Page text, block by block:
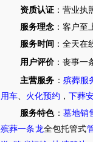
资质认证 ：营业执
服务理念 ：客户至
服务时间 ：全天在
用户评价：丧事一
主营服务 ： 殡葬服
用车
火化预约 ， 下葬
服务特色： 墓地销
殡葬一条龙全包托管式